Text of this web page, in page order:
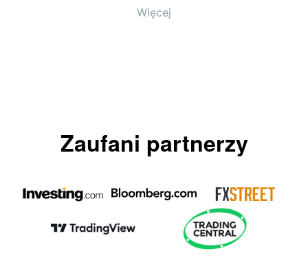
Więcej
Zaufani partnerzy